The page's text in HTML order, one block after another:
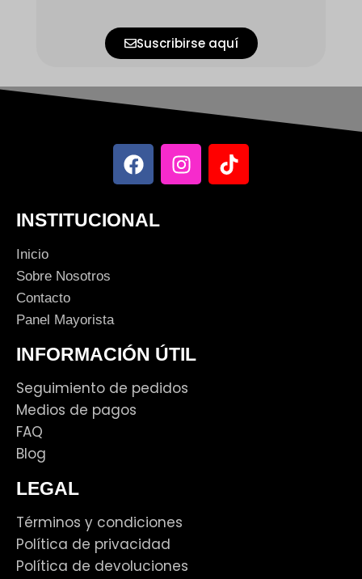
Suscribirse aquí
INSTITUCIONAL
Inicio
Sobre Nosotros
Contacto
Panel Mayorista
INFORMACIÓN ÚTIL
Seguimiento de pedidos
Medios de pagos
FAQ
Blog
LEGAL
Términos y condiciones
Política de privacidad
Política de devoluciones